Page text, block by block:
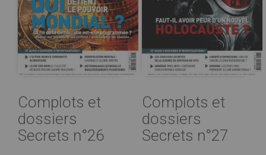
Complots et
dossiers
Secrets n°26
Complots et
dossiers
Secrets n°27